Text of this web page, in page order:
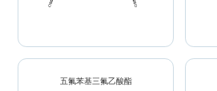
五氟苯基三氟乙酸酯